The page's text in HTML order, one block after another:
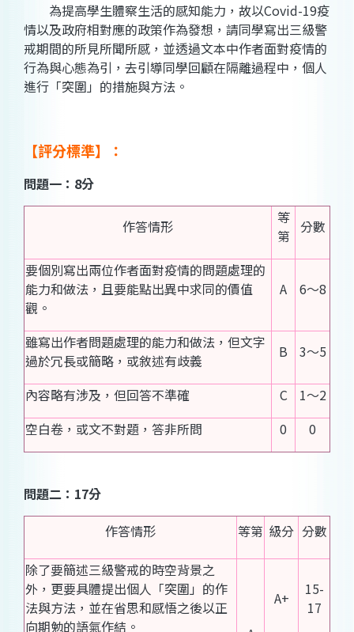
為提高學生體察生活的感知能力，故以Covid-19疫
情以及政府相對應的政策作為發想，請同學寫出三級警
戒期間的所見所聞所感，並透過文本中作者面對疫情的
行為與心態為引，去引導同學回顧在隔離過程中，個人
進行「突圍」的措施與方法。
【評分標準】：
問題一：8分
作答情形
等
第
分數
要個別寫出兩位作者面對疫情的問題處理的
能力和做法，且要能點出異中求同的價值
觀。
A 6～8
雖寫出作者問題處理的能力和做法，但文字
過於冗長或簡略，或敘述有歧義
B 3～5
內容略有涉及，但回答不準確 C
1～2
空白卷，或文不對題，答非所問
0 0
問題二：17分
作答情形
等第 級分 分數
除了要簡述三級警戒的時空背景之
外，更要具體提出個人「突圍」的作
法與方法，並在省思和感悟之後以正
向期勉的語氣作結。
A+
15-
17